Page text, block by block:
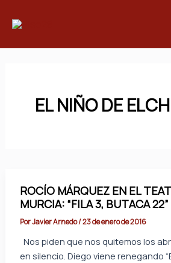
EL NIÑO DE
ROCÍO MÁRQUEZ EN EL
MURCIA: “FILA 3, BUTACA 22”
PorJavier Arnedo/23 de enero de 2016
Nos piden que nos quitemos los
en silencio. Diego viene renegando